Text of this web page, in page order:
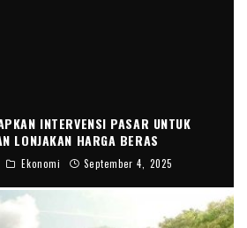
INTERVENSI PASAR UNTUK
LONJAKAN HARGA BERAS
Ekonomi September 4, 2025